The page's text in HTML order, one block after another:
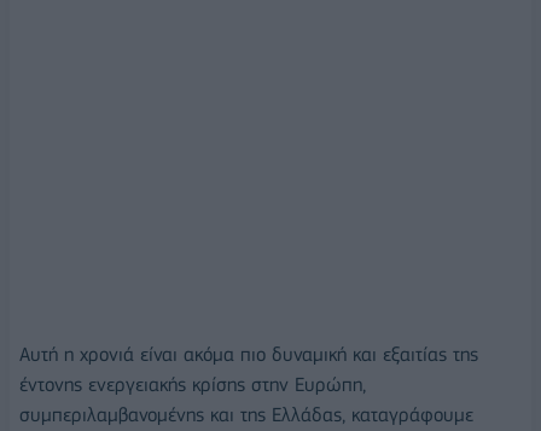
Αυτή η χρονιά είναι ακόμα πιο δυναμική και εξαιτίας της
έντονης ενεργειακής κρίσης στην Ευρώπη,
συμπεριλαμβανομένης και της Ελλάδας, καταγράφουμε